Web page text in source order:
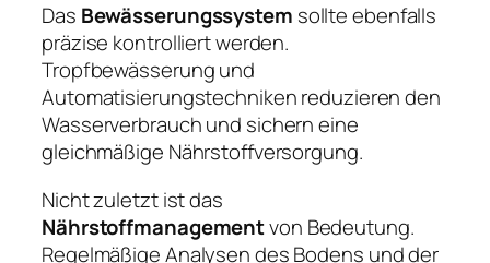
Das Bewässerungssystem sollte ebenfalls
präzise kontrolliert werden.
Tropfbewässerung und
Automatisierungstechniken reduzieren den
Wasserverbrauch und sichern eine
gleichmäßige Nährstoffversorgung.
Nicht zuletzt ist das
Nährstoffmanagementvon Bedeutung.
Regelmäßige Analysen des Bodens und der